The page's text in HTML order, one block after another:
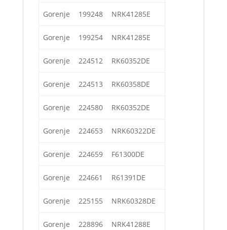
Gorenje 199248 NRK41285E
Gorenje 199254 NRK41285E
Gorenje 224512 RK60352DE
Gorenje 224513 RK60358DE
Gorenje 224580 RK60352DE
Gorenje 224653 NRK60322DE
Gorenje 224659 F61300DE
Gorenje 224661 R61391DE
Gorenje 225155 NRK60328DE
Gorenje 228896 NRK41288E